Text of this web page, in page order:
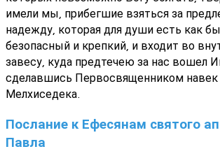
имели мы, прибегшие взяться за
надежду, которая для души есть как
безопасный и крепкий, и входит во
завесу, куда предтечею за нас вошел
сделавшись Первосвященником навек
Мелхиседека.
Послание к Ефесянам святого
Павла